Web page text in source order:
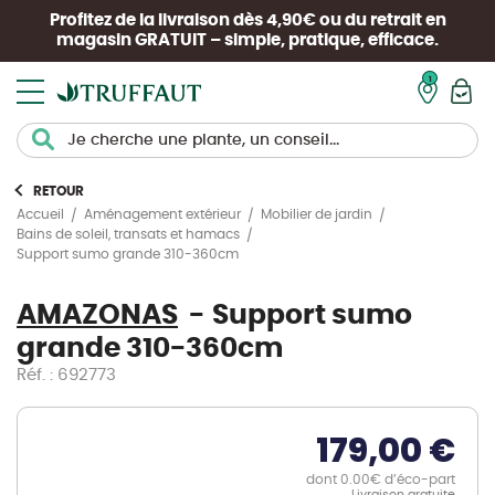
Profitez de la livraison dès 4,90€ ou du retrait en
magasin GRATUIT – simple, pratique, efficace.
RETOUR
Accueil
Aménagement extérieur
Mobilier de jardin
Bains de soleil, transats et hamacs
Support sumo grande 310-360cm
AMAZONAS
Support sumo
grande 310-360cm
Réf. : 692773
179,00 €
dont 0.00€ d’éco-part